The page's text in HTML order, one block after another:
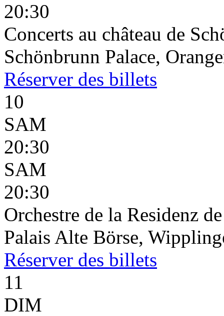
20:30
Concerts au château de
Schönbrunn Palace,
Réserver des billets
10
SAM
20:30
SAM
20:30
Orchestre de la Residenz
Palais Alte Börse,
Réserver des billets
11
DIM